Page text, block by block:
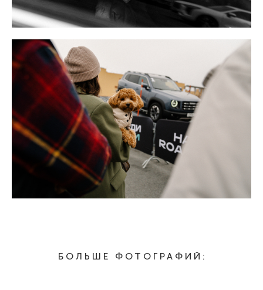
БОЛЬШЕ ФОТОГРАФИЙ: